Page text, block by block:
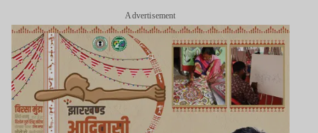
Advertisement